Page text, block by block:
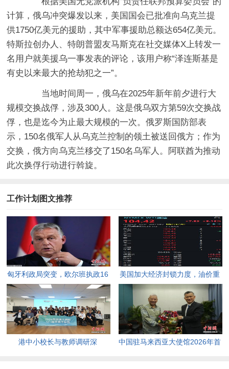
计算，俄乌冲突爆发以来，美国国会已批准向乌克兰提
供1750亿美元的援助，其中军事援助总额达654亿美元。
特斯拉创办人、特朗普盟友马斯克在社交媒体X上转发一
名用户就美援乌一事发表的评论，该用户称“泽连斯基是
有史以来最大的抢劫犯之一”。
当地时间周一，俄乌在2025年新年前夕进行大
规模交换战俘，涉及300人。这是俄乌双方第59次交换战
俘，也是迄今为止最大规模的一次。俄罗斯国防部表
示，150名俄军人从乌克兰控制的领土被送回俄方；作为
交换，俄方向乌克兰移交了150名乌军人。阿联酋为推动
此次换俘行动进行斡旋。
工作计划图文推荐
匈牙利政局突变，欧尔班执政16
年终结。
美国加大经济封锁力度，油价重
返100美元高点，黄金价格急
跌，日韩主要股指开盘走低。
港中小校长与教师调研深
中国驻马来西亚大使馆2026年首